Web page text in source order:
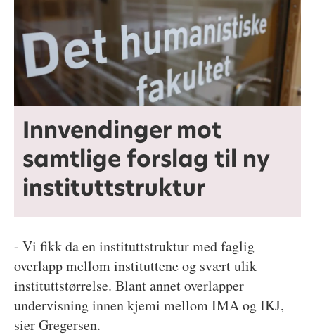
Innvendinger mot
samtlige forslag til ny
instituttstruktur
- Vi fikk da en instituttstruktur med faglig
overlapp mellom instituttene og svært ulik
instituttstørrelse. Blant annet overlapper
undervisning innen kjemi mellom IMA og IKJ,
sier Gregersen.